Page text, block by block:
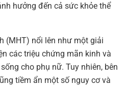
hưởng đến cả sức khỏe thể
(MHT) nổi lên như một giải
các triệu chứng mãn kinh và
cho phụ nữ. Tuy nhiên, bên
tiềm ẩn một số nguy cơ và